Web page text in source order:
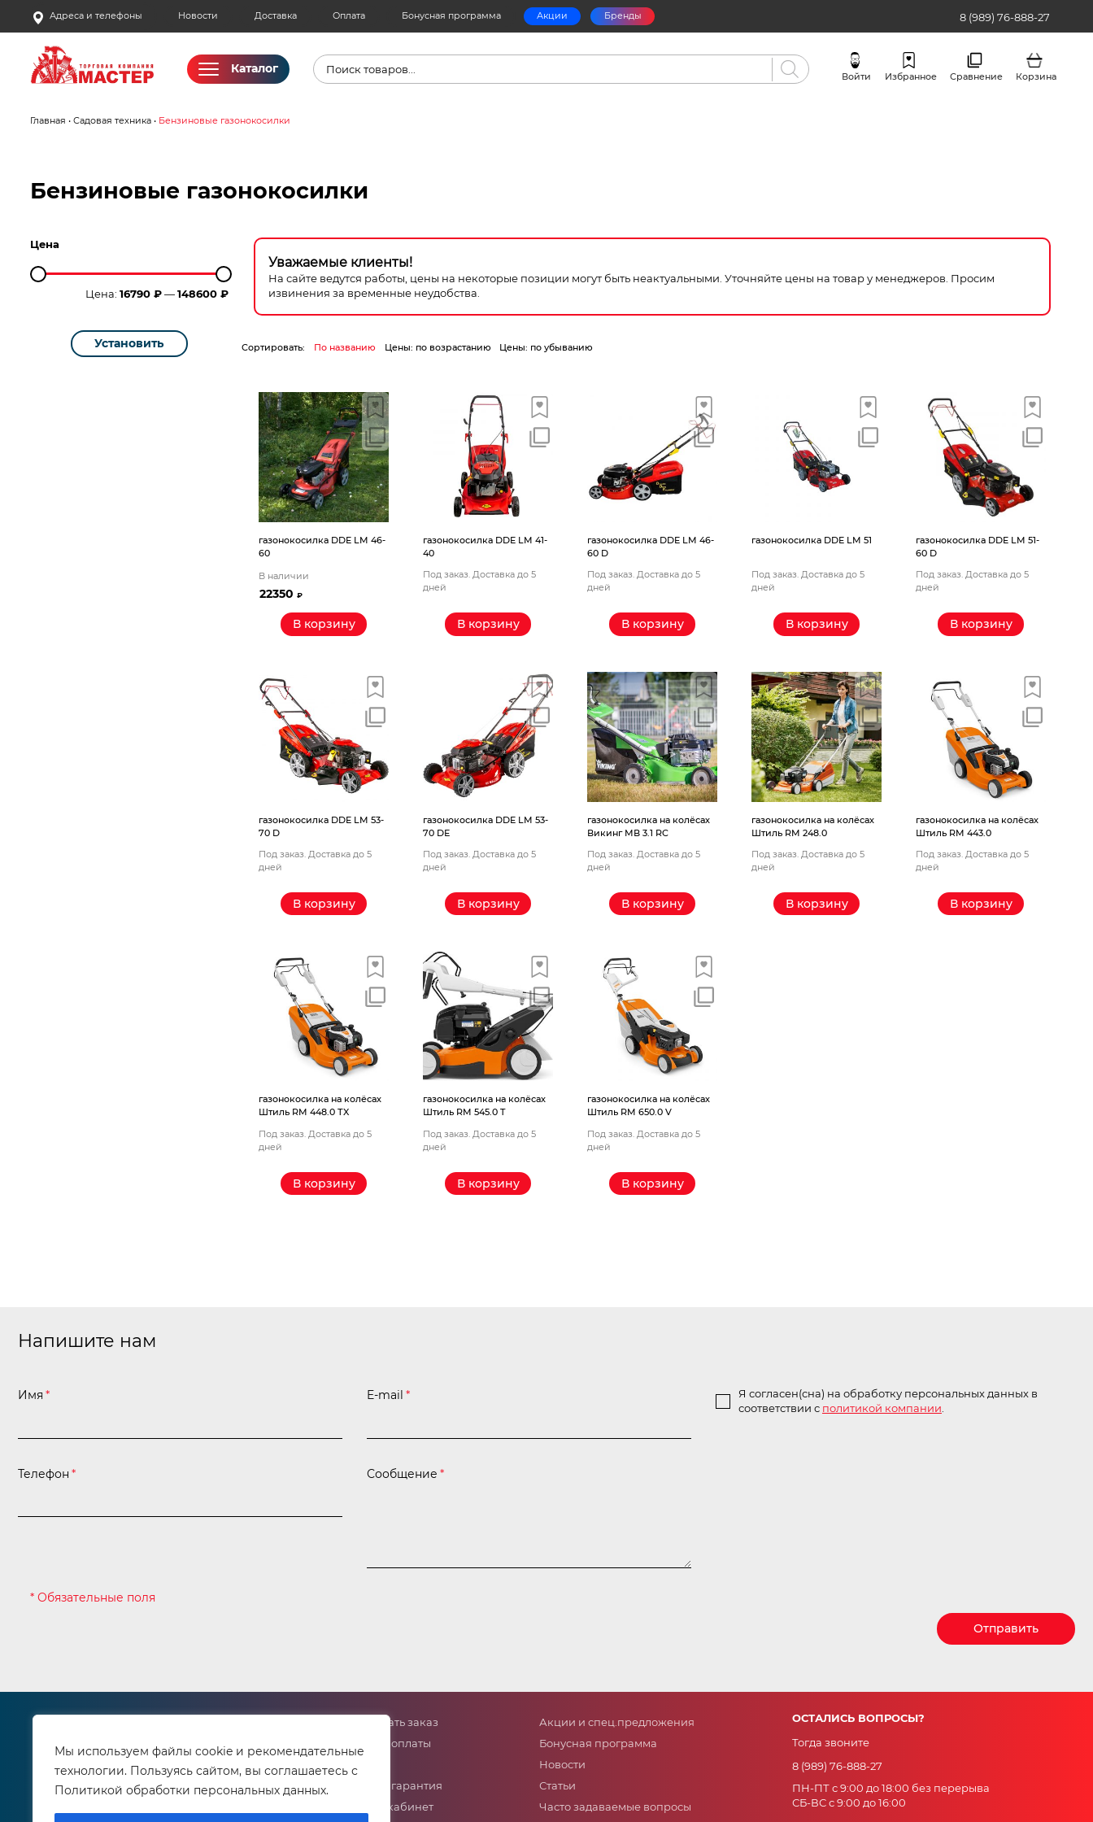
Мы используем файлы cookie и рекомендательные
технологии. Пользуясь сайтом, вы соглашаетесь с
Политикой обработки персональных данных.
to
content
Адреса и телефоны Новости Доставка Оплата Бонусная программа Акции Бренды 8 (989) 76-888-27
Бассейны
Инструмент ручной
Клининговое оборудование
Каталог
Поиск
товаров
Войти Избранное Сравнение Корзина
Главная • Садовая техника • Бензиновые газонокосилки
Бензиновые газонокосилки
Уважаемые клиенты!
На сайте ведутся работы, цены на некоторые позиции могут быть неактуальными. Уточняйте цены на товар у менеджеров. Просим
извинения за временные неудобства.
Сортировать: По названию Цены: по возрастанию Цены: по убыванию
газонокосилка DDE LM 46-
60
В наличии
22350₽
В корзину
газонокосилка DDE LM 41-
40
Под заказ. Доставка до 5
дней
В корзину
газонокосилка DDE LM 46-
60 D
Под заказ. Доставка до 5
дней
В корзину
газонокосилка DDE LM 51
Под заказ. Доставка до 5
дней
В корзину
газонокосилка DDE LM 51-
60 D
Под заказ. Доставка до 5
дней
В корзину
газонокосилка DDE LM 53-
70 D
Под заказ. Доставка до 5
дней
В корзину
газонокосилка DDE LM 53-
70 DЕ
Под заказ. Доставка до 5
дней
В корзину
газонокосилка на колёсах
Викинг МВ 3.1 RC
Под заказ. Доставка до 5
дней
В корзину
газонокосилка на колёсах
Штиль RM 248.0
Под заказ. Доставка до 5
дней
В корзину
газонокосилка на колёсах
Штиль RM 443.0
Под заказ. Доставка до 5
дней
В корзину
газонокосилка на колёсах
Штиль RM 448.0 ТX
Под заказ. Доставка до 5
дней
В корзину
газонокосилка на колёсах
Штиль RM 545.0 T
Под заказ. Доставка до 5
дней
В корзину
газонокосилка на колёсах
Штиль RM 650.0 V
Под заказ. Доставка до 5
дней
В корзину
Цена
Цена: 16790 ₽— 148600 ₽
Установить
Напишите нам
Имя * E-mail *
Я согласен(сна) на обработку персональных данных в
соответствии с политикой компании
Телефон * Сообщение *
* Обязательные поля
Отправить
Сервисный центр
Контактная информация
Как сделать заказ
Способы оплаты
Возрат и гарантия
Личный кабинет
Акции и спец.предложения
Бонусная программа
Новости
Статьи
Часто задаваемые вопросы
ОСТАЛИСЬ ВОПРОСЫ?
Тогда звоните
8 (989) 76-888-27
ПН-ПТ с 9:00 до 18:00 без перерыва
СБ-ВС с 9:00 до 16:00